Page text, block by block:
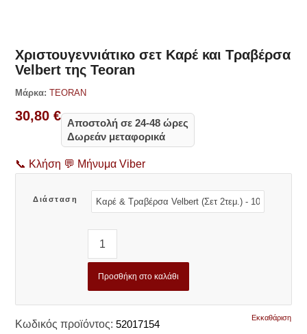
Χριστουγεννιάτικο σετ Καρέ και Τραβέρσα
Velbert της Teoran
Μάρκα: TEORAN
30,80€ Αποστολή σε 24-48 ώρες
Δωρεάν μεταφορικά
📞 Κλήση 💬 Μήνυμα Viber
Διάσταση
Εκκαθάριση
Προσθήκη στο καλάθι
Κωδικός προϊόντος: 52017154